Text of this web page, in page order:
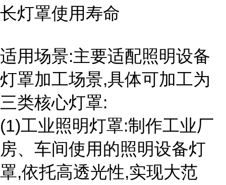
长灯罩使用寿命
适用场景:主要适配照明设备
灯罩加工场景,具体可加工为
三类核心灯罩:
(1)工业照明灯罩:制作工业厂
房、车间使用的照明设备灯
罩,依托高透光性,实现大范